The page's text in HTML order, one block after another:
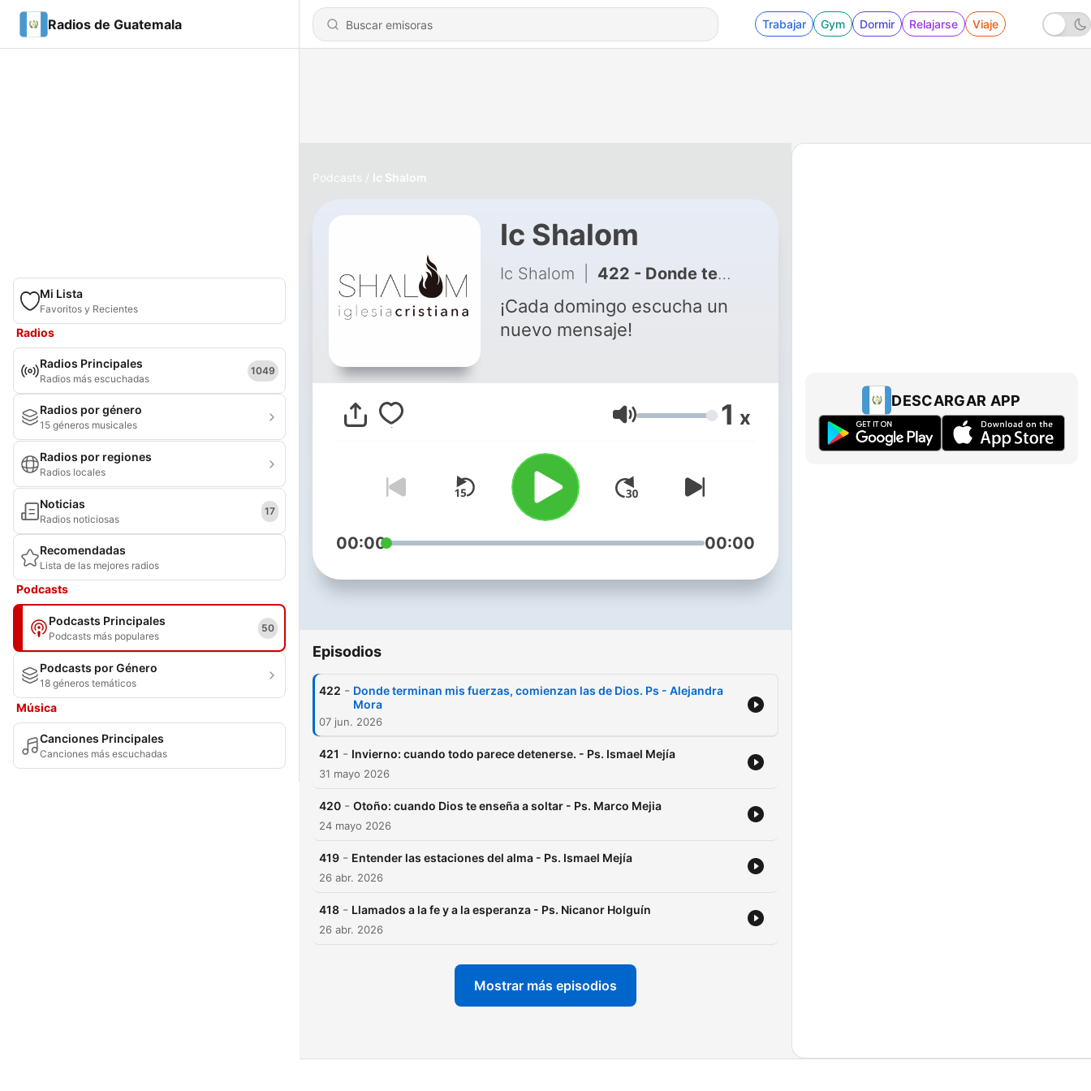
Radios de Guatemala Trabajar Gym Dormir Relajarse Viaje
Mi Lista
Favoritos y Recientes
Radios
Radios Principales
Radios más escuchadas
1049
Radios por género
15 géneros musicales
Radios por regiones
Radios locales
Noticias
Radios noticiosas
17
Recomendadas
Lista de las mejores radios
Podcasts
Podcasts Principales
Podcasts más populares
50
Podcasts por Género
18 géneros temáticos
Música
Canciones Principales
Canciones más escuchadas
Podcasts Ic Shalom
Ic Shalom
Ic Shalom 422 - Donde terminan mis fuerzas, comienzan las de Dios. Ps - Alejandra Mora
¡Cada domingo escucha un
nuevo mensaje!
Volumen 1 x
00:00 00:00
Episodios
422 - Donde terminan mis fuerzas, comienzan las de Dios. Ps - Alejandra
Mora
07 jun. 2026
421 - Invierno: cuando todo parece detenerse. - Ps. Ismael Mejía
31 mayo 2026
420 - Otoño: cuando Dios te enseña a soltar - Ps. Marco Mejia
24 mayo 2026
419 - Entender las estaciones del alma - Ps. Ismael Mejía
26 abr. 2026
418 - Llamados a la fe y a la esperanza - Ps. Nicanor Holguín
26 abr. 2026
Mostrar más episodios
DESCARGAR APP